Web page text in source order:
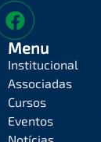
Menu
Institucional
Associadas
Cursos
Eventos